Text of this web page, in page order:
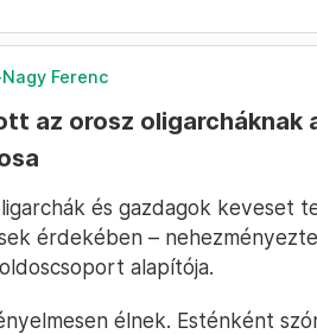
Ferenc
az orosz oligarcháknak
és gazdagok keveset
érdekében –
alapítója.
élnek. Esténként